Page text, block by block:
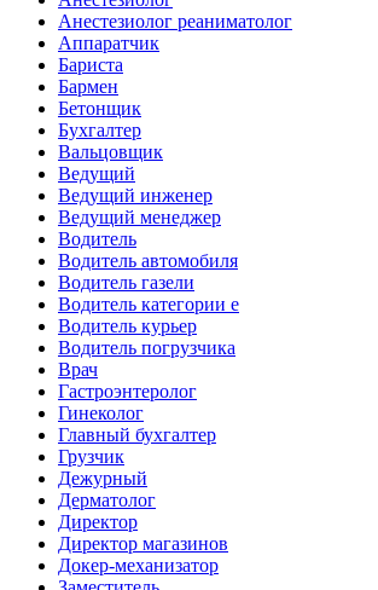
Анестезиолог реаниматолог
Аппаратчик
Бариста
Бармен
Бетонщик
Бухгалтер
Вальцовщик
Ведущий
Ведущий инженер
Ведущий менеджер
Водитель
Водитель автомобиля
Водитель газели
Водитель категории е
Водитель курьер
Водитель погрузчика
Врач
Гастроэнтеролог
Гинеколог
Главный бухгалтер
Грузчик
Дежурный
Дерматолог
Директор
Директор магазинов
Докер-механизатор